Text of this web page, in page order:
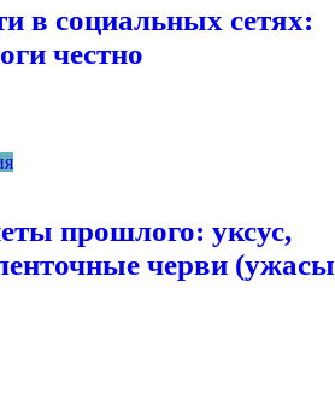
в социальных сетях:
честно
прошлого: уксус,
черви (ужасы